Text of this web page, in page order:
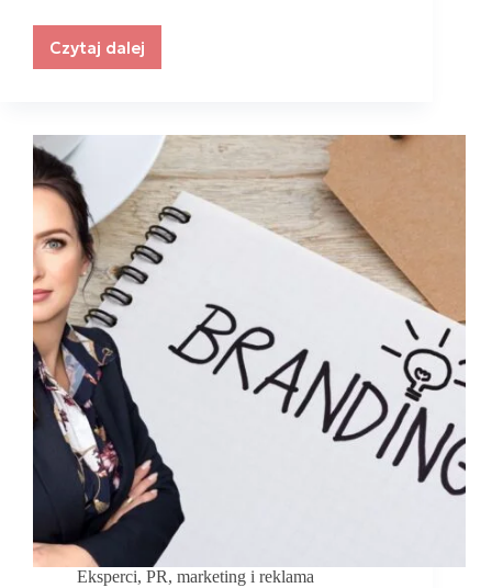
Czytaj dalej
Dlaczego
Jak
możesz
wykorzystać?
Eksperci, PR, marketing i reklama